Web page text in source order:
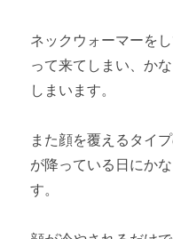
ネックウォーマーを
って来てしまい、か
しまいます。
また顔を覆えるタイ
が降っている日にか
す。